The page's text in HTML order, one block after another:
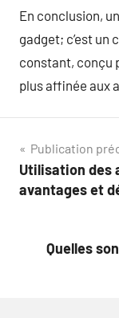
En conclusion,
gadget; c’est un
constant, conçu
plus affinée aux
de
Publication
Utilisation des
avantages et
Quelles